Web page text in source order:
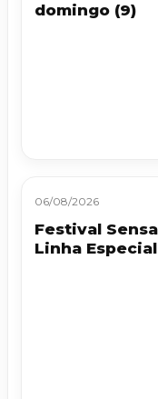
domingo (9)
06/08/2026
Festival
Linha